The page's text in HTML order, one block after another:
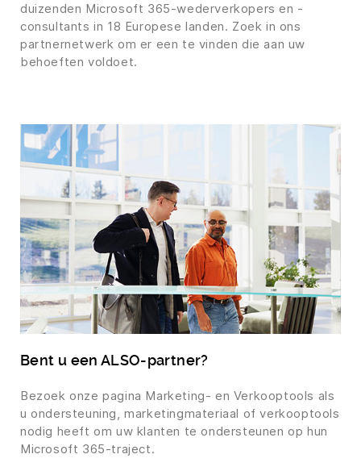
duizenden Microsoft 365-wederverkopers en -
consultants in 18 Europese landen. Zoek in ons
partnernetwerk om er een te vinden die aan uw
behoeften voldoet.
Bent u een ALSO-partner?
Bezoek onze pagina Marketing- en Verkooptools als
u ondersteuning, marketingmateriaal of verkooptools
nodig heeft om uw klanten te ondersteunen op hun
Microsoft 365-traject.